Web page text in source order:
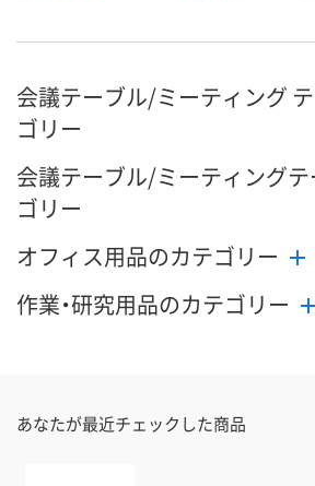
会議テーブル/ミーティング
ゴリー
会議テーブル/ミーティング
ゴリー
オフィス用品のカテゴリー
作業・研究用品のカテゴリー
あなたが最近チェックした商品